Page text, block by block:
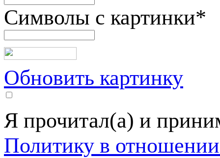
Символы с картинки*
Обновить картинку
Я прочитал(а) и
Политику в